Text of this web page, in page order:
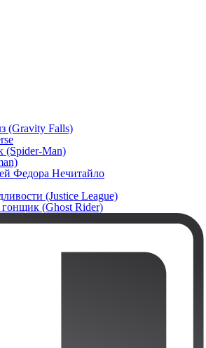
(Gravity Falls)
(Spider-Man)
Федора Нечитайло
(Justice League)
(Ghost Rider)